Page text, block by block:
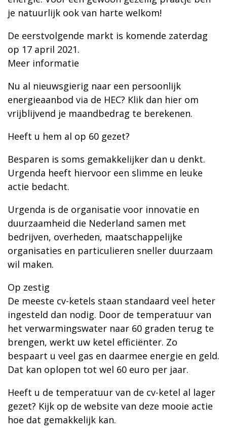
je natuurlijk ook van harte welkom!
De eerstvolgende markt is komende zaterdag
op 17 april 2021.
Meer informatie
Nu al nieuwsgierig naar een persoonlijk
energieaanbod via de HEC? Klik dan hier om
vrijblijvend je maandbedrag te berekenen.
Heeft u hem al op 60 gezet?
Besparen is soms gemakkelijker dan u denkt.
Urgenda heeft hiervoor een slimme en leuke
actie bedacht.
Urgenda is de organisatie voor innovatie en
duurzaamheid die Nederland samen met
bedrijven, overheden, maatschappelijke
organisaties en particulieren sneller duurzaam
wil maken.
Op zestig
De meeste cv-ketels staan standaard veel heter
ingesteld dan nodig. Door de temperatuur van
het verwarmingswater naar 60 graden terug te
brengen, werkt uw ketel efficiënter. Zo
bespaart u veel gas en daarmee energie en geld.
Dat kan oplopen tot wel 60 euro per jaar.
Heeft u de temperatuur van de cv-ketel al lager
gezet? Kijk op de website van deze mooie actie
hoe dat gemakkelijk kan.